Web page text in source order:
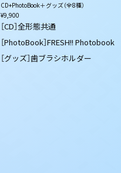
CD+PhotoBook＋グッズ（全8種）
¥9,900
［CD］全形態共通
［PhotoBook］FRESH!! Photobook
［グッズ］歯ブラシホルダー